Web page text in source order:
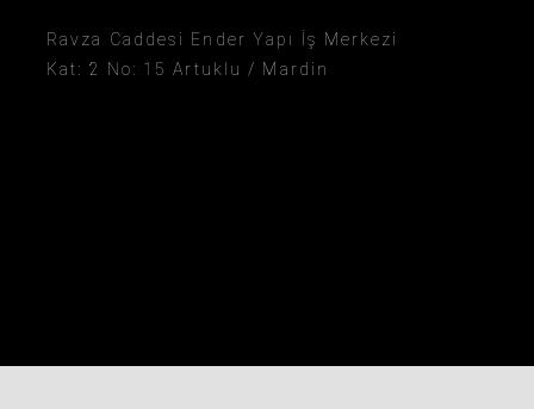
Ravza Caddesi Ender Yapı İş Merkezi
Kat: 2 No: 15 Artuklu / Mardin